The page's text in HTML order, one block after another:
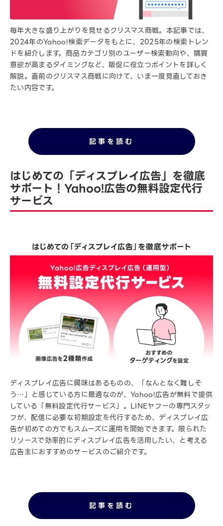
毎年大きな盛り上がりを見せるクリスマス商戦。本記事では、
2024年のYahoo!検索データをもとに、2025年の検索トレン
ドを紹介します。商品カテゴリ別のユーザー検索動向や、購買
意欲が高まるタイミングなど、販促に役立つポイントを詳しく
解説。直前のクリスマス商戦に向けて、いま一度見直しておき
たい内容です。
記事を読む
はじめての「ディスプレイ広告」を徹底
サポート！Yahoo!広告の無料設定代行
サービス
ディスプレイ広告に興味はあるものの、「なんとなく難しそ
う…」と感じている方に最適なのが、Yahoo!広告が無料で提供
している「無料設定代行サービス」。LINEヤフーの専門スタッ
フが、配信に必要な初期設定を代行するため、ディスプレイ広
告が初めての方でもスムーズに運用を開始できます。限られた
リソースで効率的にディスプレイ広告を活用したい、と考える
広告主におすすめのサービスのご紹介です。
記事を読む